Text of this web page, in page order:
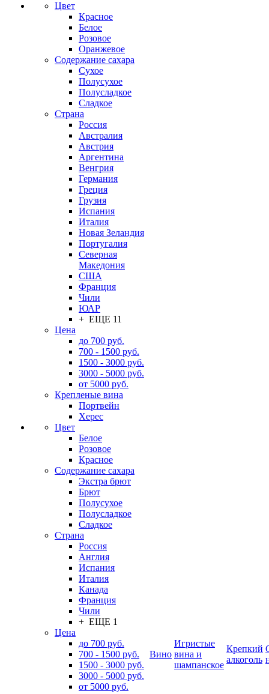
Цвет
Красное
Белое
Розовое
Оранжевое
Содержание сахара
Сухое
Полусухое
Полусладкое
Сладкое
Страна
Россия
Австралия
Австрия
Аргентина
Венгрия
Германия
Греция
Грузия
Испания
Италия
Новая Зеландия
Португалия
Северная
Македония
США
Франция
Чили
ЮАР
+ ЕЩЕ 11
Цена
до 700 руб.
700 - 1500 руб.
1500 - 3000 руб.
3000 - 5000 руб.
от 5000 руб.
Крепленые вина
Портвейн
Херес
Цвет
Белое
Розовое
Красное
Содержание сахара
Экстра брют
Брют
Полусухое
Полусладкое
Сладкое
Страна
Россия
Англия
Испания
Италия
Канада
Франция
Чили
+ ЕЩЕ 1
Цена
до 700 руб.
700 - 1500 руб.
1500 - 3000 руб.
3000 - 5000 руб.
от 5000 руб.
Вино
Игристые
вина и
шампанское
Крепкий
алкоголь